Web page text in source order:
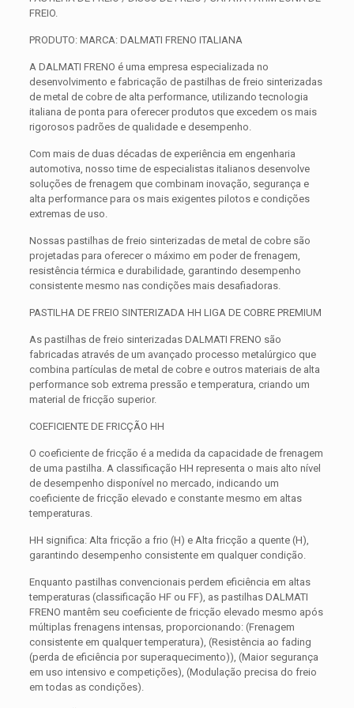
FREIO.
PRODUTO: MARCA: DALMATI FRENO ITALIANA
A DALMATI FRENO é uma empresa especializada no
desenvolvimento e fabricação de pastilhas de freio sinterizadas
de metal de cobre de alta performance, utilizando tecnologia
italiana de ponta para oferecer produtos que excedem os mais
rigorosos padrões de qualidade e desempenho.
Com mais de duas décadas de experiência em engenharia
automotiva, nosso time de especialistas italianos desenvolve
soluções de frenagem que combinam inovação, segurança e
alta performance para os mais exigentes pilotos e condições
extremas de uso.
Nossas pastilhas de freio sinterizadas de metal de cobre são
projetadas para oferecer o máximo em poder de frenagem,
resistência térmica e durabilidade, garantindo desempenho
consistente mesmo nas condições mais desafiadoras.
PASTILHA DE FREIO SINTERIZADA HH LIGA DE COBRE PREMIUM
As pastilhas de freio sinterizadas DALMATI FRENO são
fabricadas através de um avançado processo metalúrgico que
combina partículas de metal de cobre e outros materiais de alta
performance sob extrema pressão e temperatura, criando um
material de fricção superior.
COEFICIENTE DE FRICÇÃO HH
O coeficiente de fricção é a medida da capacidade de frenagem
de uma pastilha. A classificação HH representa o mais alto nível
de desempenho disponível no mercado, indicando um
coeficiente de fricção elevado e constante mesmo em altas
temperaturas.
HH significa: Alta fricção a frio (H) e Alta fricção a quente (H),
garantindo desempenho consistente em qualquer condição.
Enquanto pastilhas convencionais perdem eficiência em altas
temperaturas (classificação HF ou FF), as pastilhas DALMATI
FRENO mantêm seu coeficiente de fricção elevado mesmo após
múltiplas frenagens intensas, proporcionando: (Frenagem
consistente em qualquer temperatura), (Resistência ao fading
(perda de eficiência por superaquecimento)), (Maior segurança
em uso intensivo e competições), (Modulação precisa do freio
em todas as condições).